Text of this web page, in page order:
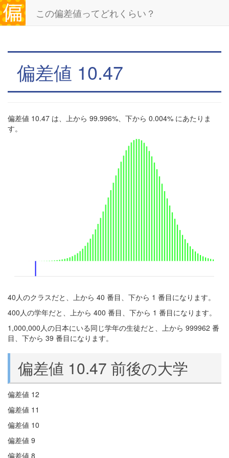
この偏差値ってどれくらい？
偏差値 10.47
偏差値 10.47 は、上から 99.996%、下から 0.004% にあたりま
す。
40人のクラスだと、上から 40 番目、下から 1 番目になります。
400人の学年だと、上から 400 番目、下から 1 番目になります。
1,000,000人の日本にいる同じ学年の生徒だと、上から 999962 番
目、下から 39 番目になります。
偏差値 10.47 前後の大学
偏差値 12
偏差値 11
偏差値 10
偏差値 9
偏差値 8